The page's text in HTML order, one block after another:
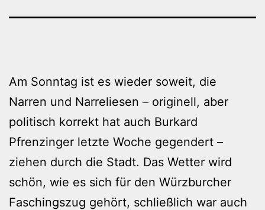
Am Sonntag ist es wieder soweit, die
Narren und Narreliesen – originell, aber
politisch korrekt hat auch Burkard
Pfrenzinger letzte Woche gegendert –
ziehen durch die Stadt. Das Wetter wird
schön, wie es sich für den Würzburcher
Faschingszug gehört, schließlich war auch